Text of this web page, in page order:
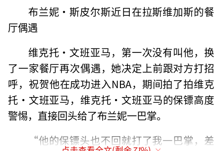
布兰妮·斯皮尔斯近日在拉斯维加斯的餐
厅偶遇
维克托·文班亚马，第一次没有叫他，换
了一家餐厅再次偶遇，她决定上前跟对方打招
呼，祝贺他在成功进入NBA，期间拍了拍维克
托·文班亚马，维克托·文班亚马的保镖高度
警惕，直接回头给了布兰妮一巴掌。
“他的保镖头也不回就打了我一巴掌，差